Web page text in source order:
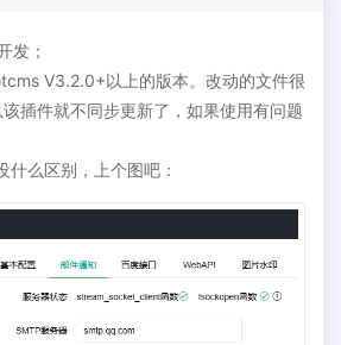
发；
V3.2.0+以上的版本。改动的文件很
插件就不同步更新了，如果使用有问题
什么区别，上个图吧：